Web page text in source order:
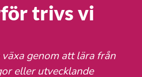
trivs vi
genom att lära från
eller utvecklande